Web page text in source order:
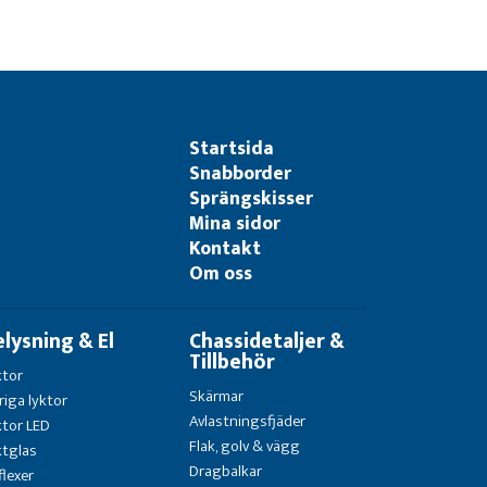
Startsida
Snabborder
Sprängskisser
Mina sidor
Kontakt
Om oss
& El
lyktor
LED
Chassidetaljer &
Tillbehör
Skärmar
Avlastningsfjäder
Flak, golv & vägg
Dragbalkar